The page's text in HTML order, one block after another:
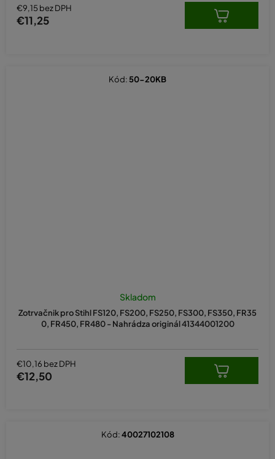
€9,15 bez DPH
€11,25
Zotrvačnik pro Stihl FS120, FS200, FS250, FS300, FS350, FR35
0, FR450, FR480 - Nahrádza originál 41344001200
Skladom
€10,16 bez DPH
€12,50
Kód: 50-20KB
Kód:40027102108